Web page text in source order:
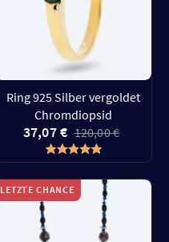
Ring 925 Silber vergoldet
Chromdiopsid
37,07 € 120,00 €
LETZTE CHANCE